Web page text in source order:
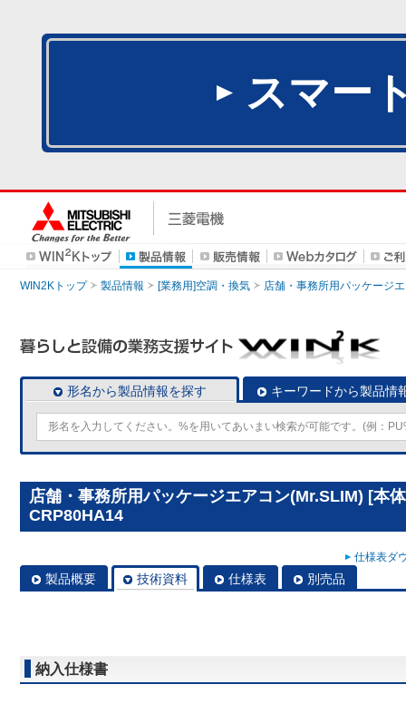
スマー
WIN2Kトップ 製品情報 [業務用]空調・換気 店舗・事務所用パッケージ
形名から製品情報を探す キーワードから製品情
店舗・事務所用パッケージエアコン(Mr.SLIM) [本
CRP80HA14
仕様表ダ
製品概要 技術資料 仕様表 別売品
納入仕様書